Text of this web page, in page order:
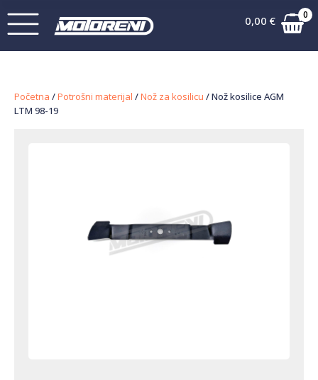
0,00 € 0
Početna /Potrošni materijal /Nož za kosilicu / Nož kosilice AGM
LTM 98-19